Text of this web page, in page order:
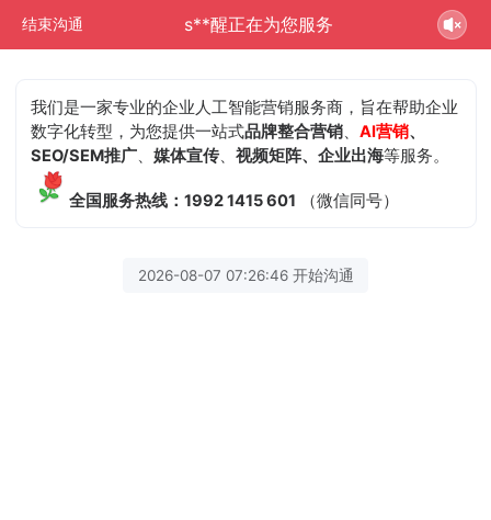
结束沟通 s**醒正在为您服务
我们是一家专业的企业人工智能营销服务商，旨在帮助企业
数字化转型，为您提供一站式品牌整合营销、AI营销、
SEO/SEM推广、媒体宣传、视频矩阵、企业出海等服务。
全国服务热线：1992 1415 601 （微信同号）
2026-08-07 07:26:46 开始沟通